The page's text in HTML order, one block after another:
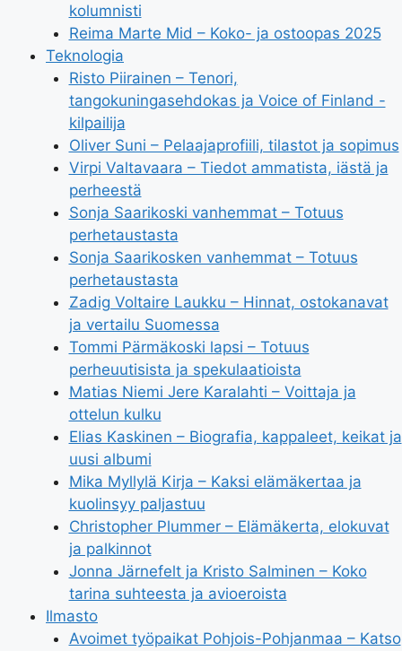
kolumnisti
Reima Marte Mid – Koko- ja ostoopas 2025
Teknologia
Risto Piirainen – Tenori,
tangokuningasehdokas ja Voice of Finland -
kilpailija
Oliver Suni – Pelaajaprofiili, tilastot ja sopimus
Virpi Valtavaara – Tiedot ammatista, iästä ja
perheestä
Sonja Saarikoski vanhemmat – Totuus
perhetaustasta
Sonja Saarikosken vanhemmat – Totuus
perhetaustasta
Zadig Voltaire Laukku – Hinnat, ostokanavat
ja vertailu Suomessa
Tommi Pärmäkoski lapsi – Totuus
perheuutisista ja spekulaatioista
Matias Niemi Jere Karalahti – Voittaja ja
ottelun kulku
Elias Kaskinen – Biografia, kappaleet, keikat ja
uusi albumi
Mika Myllylä Kirja – Kaksi elämäkertaa ja
kuolinsyy paljastuu
Christopher Plummer – Elämäkerta, elokuvat
ja palkinnot
Jonna Järnefelt ja Kristo Salminen – Koko
tarina suhteesta ja avioeroista
Ilmasto
Avoimet työpaikat Pohjois-Pohjanmaa – Katso